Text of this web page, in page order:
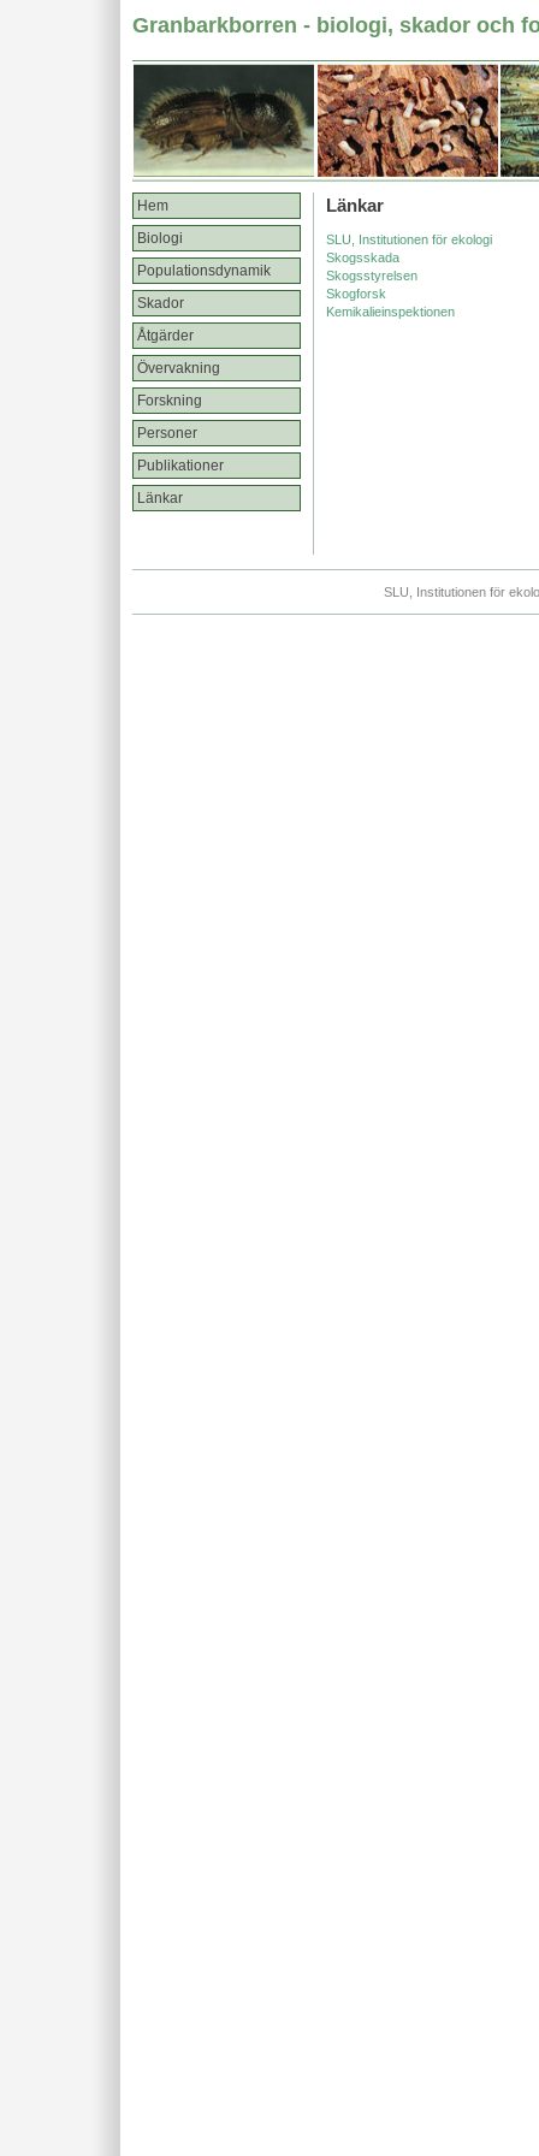
Granbarkborren - biologi, skador och
Hem
Biologi
Populationsdynamik
Skador
Åtgärder
Övervakning
Forskning
Personer
Publikationer
Länkar
Länkar
SLU, Institutionen för ekologi
Skogsskada
Skogsstyrelsen
Skogforsk
Kemikalieinspektionen
SLU, Institutionen för